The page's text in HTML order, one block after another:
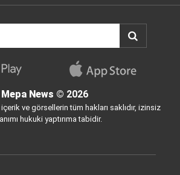
Mepa News © 2026
ve görsellerin tüm hakları saklıdır, izinsiz
hukuki yaptırıma tabidir.